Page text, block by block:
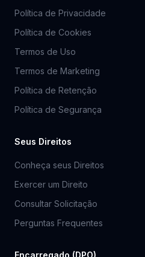
Política de Privacidade
Política de Cookies
Termos de Uso
Termos de Marketing
Política de Retenção
Política de Segurança
Seus Direitos
Conheça seus Direitos
Exercer um Direito
Consultar Solicitação
Perguntas Frequentes
Encarregado (DPO)